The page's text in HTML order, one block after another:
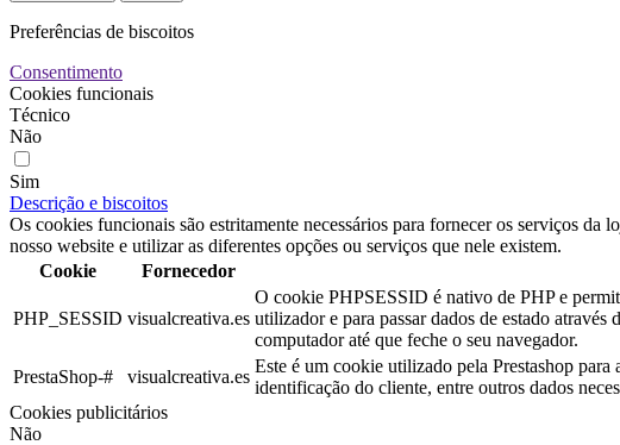
Preferências de biscoitos
Consentimento
Cookies funcionais
Técnico
Não
Sim
Descrição e biscoitos
Os cookies funcionais são estritamente necessários para fornecer os serviços
nosso website e utilizar as diferentes opções ou serviços que nele existem.
Cookie
Fornecedor
PHP_SESSID visualcreativa.es
O cookie PHPSESSID é nativo de PHP e
utilizador e para passar dados de estado
computador até que feche o seu navegador.
PrestaShop-# visualcreativa.es
Este é um cookie utilizado pela Prestashop
identificação do cliente, entre outros dados
Cookies publicitários
Não